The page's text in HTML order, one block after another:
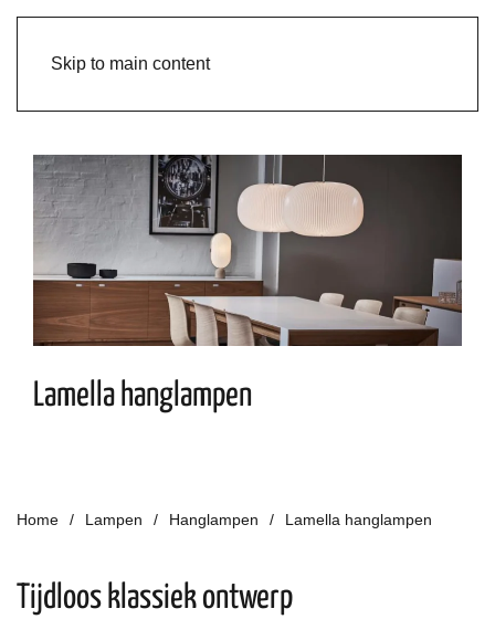
Skip to main content
Lamella hanglampen
Home Lampen Hanglampen Lamella hanglampen
Tijdloos klassiek ontwerp